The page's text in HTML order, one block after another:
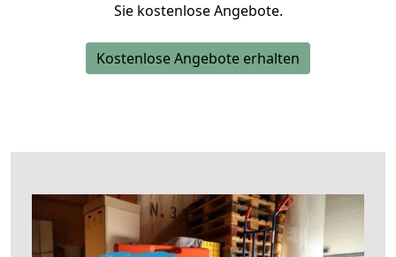
Sie kostenlose Angebote.
Kostenlose Angebote erhalten